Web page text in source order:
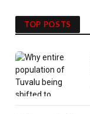
TOP POSTS